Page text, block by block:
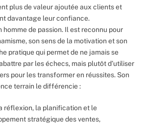
plus de valeur ajoutée aux clients et
davantage leur confiance.
homme de passion. Il est reconnu pour
son sens de la motivation et son
pratique qui permet de ne jamais se
par les échecs, mais plutôt d’utiliser
pour les transformer en réussites. Son
terrain le différencie :
réflexion, la planification et le
stratégique des ventes,